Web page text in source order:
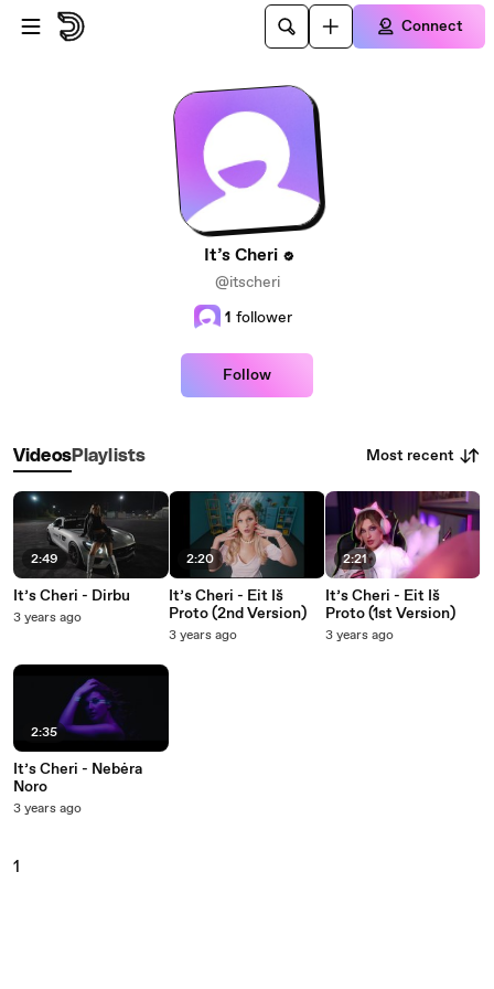
Skip to main content
Connect
It’s Cheri
@itscheri
1 follower
Follow
VideosPlaylists Most recent
2:49
It’s Cheri - Dirbu
3 years ago
2:35
It’s Cheri - Nebėra
Noro
3 years ago
2:20
It’s Cheri - Eit Iš
Proto (2nd Version)
3 years ago
2:21
It’s Cheri - Eit Iš
Proto (1st Version)
3 years ago
1